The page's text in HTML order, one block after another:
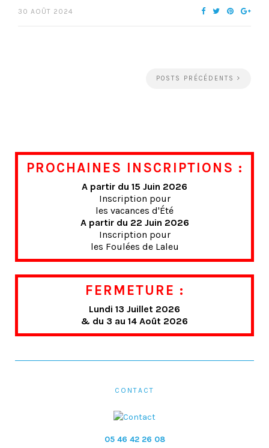
30 AOÛT 2024
POSTS PRÉCÉDENTS
PROCHAINES INSCRIPTIONS :
A partir du 15 Juin 2026
Inscription pour
les vacances d'Été
A partir du 22 Juin 2026
Inscription pour
les Foulées de Laleu
FERMETURE :
Lundi 13 Juillet 2026
& du 3 au 14 Août 2026
CONTACT
05 46 42 26 08